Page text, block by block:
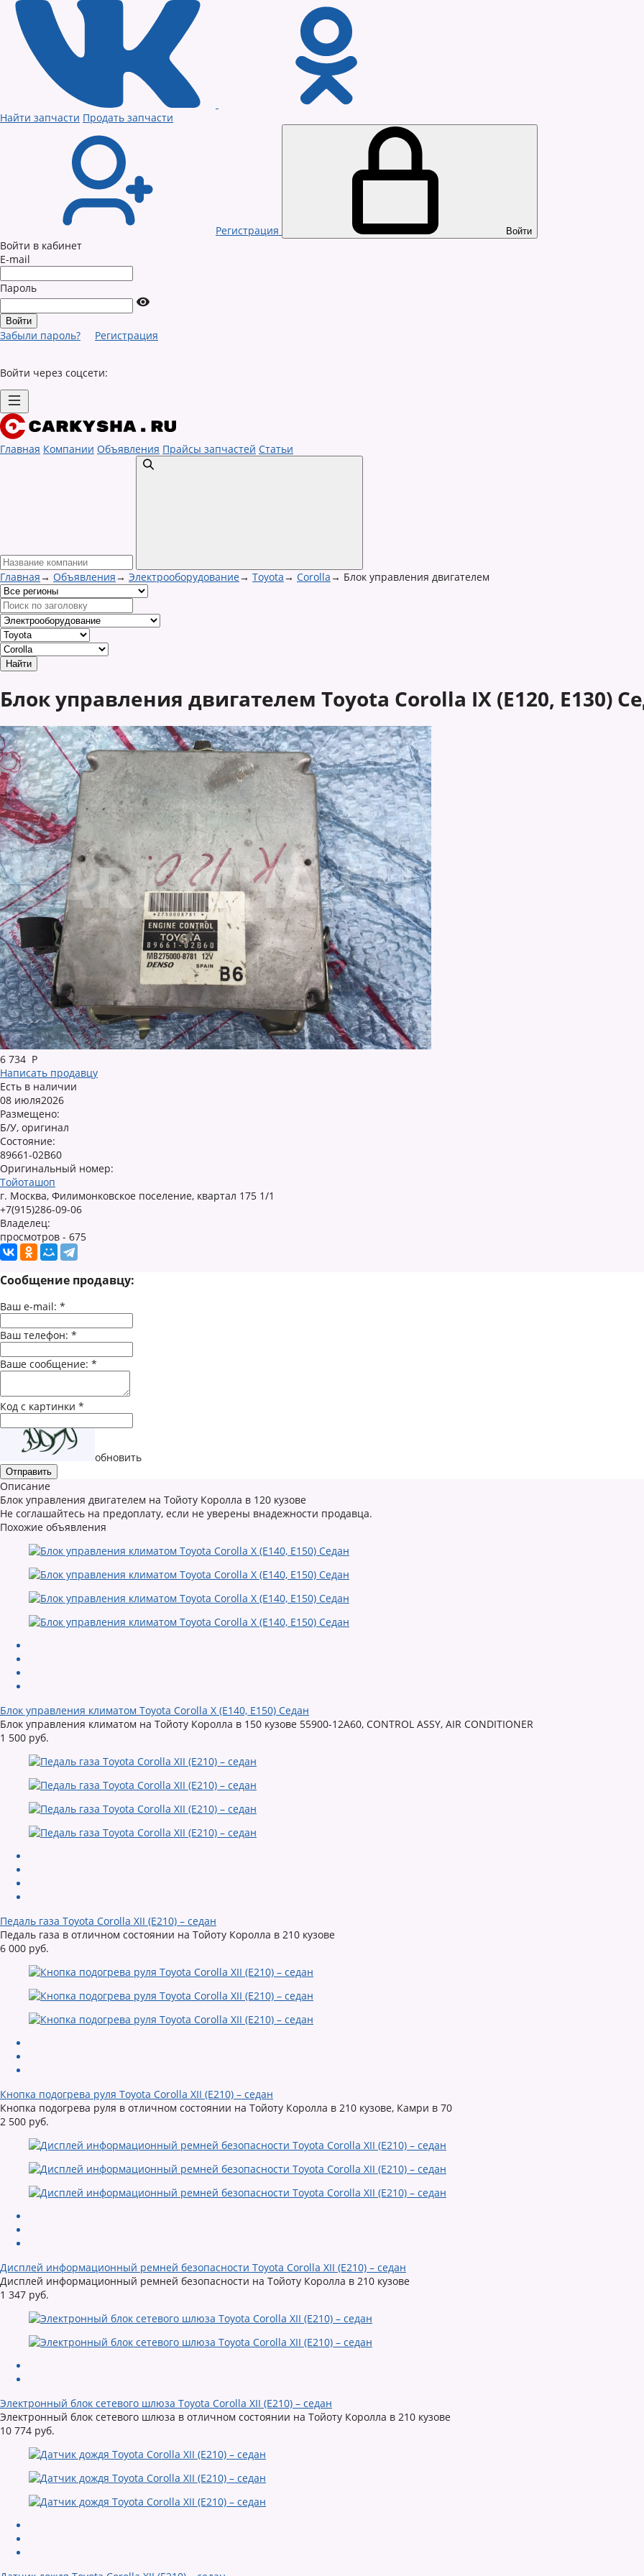
Найти запчасти Продать запчасти
Регистрация Войти
Войти в кабинет
E-mail
Пароль
Забыли пароль? Регистрация
Войти через соцсети:
Главная Компании Объявления Прайсы запчастей Статьи
Главная→ Объявления→ Электрооборудование→ Toyota→ Corolla→ Блок управления двигателем
Блок управления двигателем Toyota Corolla IX (E120, E130)
6 734 Р
Написать продавцу
Есть в наличии
08 июля2026
Размещено:
Б/У, оригинал
Состояние:
89661-02B60
Оригинальный номер:
Тойоташоп
г. Москва, Филимонковское поселение, квартал 175 1/1
+7(915)286-09-06
Владелец:
просмотров - 675
Сообщение продавцу:
Ваш e-mail: *
Ваш телефон: *
Ваше сообщение: *
Код с картинки *
обновить
Описание
Блок управления двигателем на Тойоту Королла в 120 кузове
Не соглашайтесь на предоплату, если не уверены внадежности продавца.
Похожие объявления
Блок управления климатом Toyota Corolla X (E140, E150) Седан
Блок управления климатом на Тойоту Королла в 150 кузове 55900-12A60, CONTROL ASSY, AIR CONDITIONER
1 500 руб.
Педаль газа Toyota Corolla XII (E210) – седан
Педаль газа в отличном состоянии на Тойоту Королла в 210 кузове
6 000 руб.
Кнопка подогрева руля Toyota Corolla XII (E210) – седан
Кнопка подогрева руля в отличном состоянии на Тойоту Королла в 210 кузове, Камри в 70
2 500 руб.
Дисплей информационный ремней безопасности Toyota Corolla XII (E210) – седан
Дисплей информационный ремней безопасности на Тойоту Королла в 210 кузове
1 347 руб.
Электронный блок сетевого шлюза Toyota Corolla XII (E210) – седан
Электронный блок сетевого шлюза в отличном состоянии на Тойоту Королла в 210 кузове
10 774 руб.